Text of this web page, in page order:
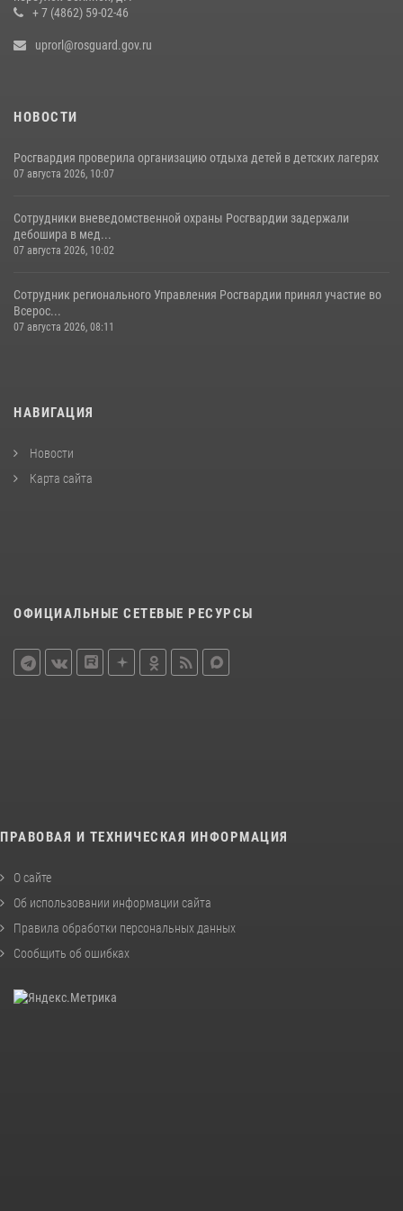
+ 7 (4862) 59-02-46
uprorl@rosguard.gov.ru
НОВОСТИ
Росгвардия проверила организацию отдыха детей в детских лагерях
07 августа 2026, 10:07
Сотрудники вневедомственной охраны Росгвардии задержали
дебошира в мед...
07 августа 2026, 10:02
Сотрудник регионального Управления Росгвардии принял участие во
Всерос...
07 августа 2026, 08:11
НАВИГАЦИЯ
Новости
Карта сайта
ОФИЦИАЛЬНЫЕ СЕТЕВЫЕ РЕСУРСЫ
ПРАВОВАЯ И ТЕХНИЧЕСКАЯ ИНФОРМАЦИЯ
О сайте
Об использовании информации сайта
Правила обработки персональных данных
Сообщить об ошибках